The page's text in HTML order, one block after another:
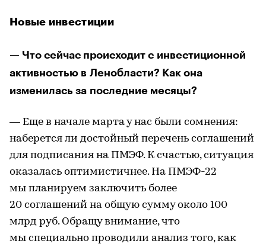
Новые инвестиции
— Что сейчас происходит с инвестиционной
активностью в Ленобласти? Как она
изменилась за последние месяцы?
— Еще в начале марта у нас были сомнения:
наберется ли достойный перечень соглашений
для подписания на ПМЭФ. К счастью, ситуация
оказалась оптимистичнее. На ПМЭФ-22
мы планируем заключить более
20 соглашений на общую сумму около 100
млрд руб. Обращу внимание, что
мы специально проводили анализ того, как